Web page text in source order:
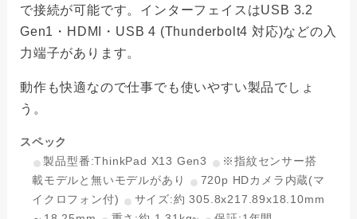
で接続が可能です。インターフェイスはUSB 3.2
Gen1・HDMI・USB 4 (Thunderbolt4 対応)などの入
力端子があります。
動作も快適なので仕事でも使いやすい製品でしょ
う。
スペック
製品型番:ThinkPad X13 Gen3
※指紋センサー搭
載モデルと無いモデルがあり
720p HDカメラ内蔵(マ
イクロフォン付)
サイズ:約 305.8x217.89x18.10mm